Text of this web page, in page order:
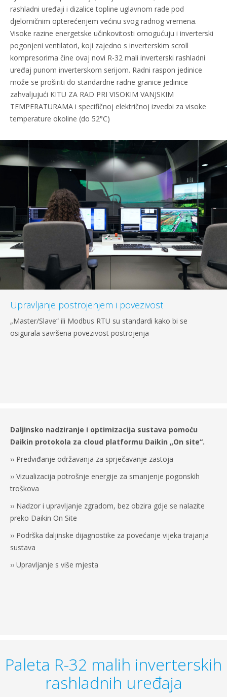
rashladni uređaji i dizalice topline uglavnom rade pod
djelomičnim opterećenjem većinu svog radnog vremena.
Visoke razine energetske učinkovitosti omogućuju i inverterski
pogonjeni ventilatori, koji zajedno s inverterskim scroll
kompresorima čine ovaj novi R-32 mali inverterski rashladni
uređaj punom inverterskom serijom. Radni raspon jedinice
može se proširiti do standardne radne granice jedinice
zahvaljujući KITU ZA RAD PRI VISOKIM VANJSKIM
TEMPERATURAMA i specifičnoj električnoj izvedbi za visoke
temperature okoline (do 52°C)
Upravljanje postrojenjem i povezivost
„Master/Slave“ ili Modbus RTU su standardi kako bi se
osigurala savršena povezivost postrojenja
Daljinsko nadziranje i optimizacija sustava pomoću
Daikin protokola za cloud platformu Daikin „On site“.
›› Predviđanje održavanja za sprječavanje zastoja
›› Vizualizacija potrošnje energije za smanjenje pogonskih
troškova
›› Nadzor i upravljanje zgradom, bez obzira gdje se nalazite
preko Daikin On Site
›› Podrška daljinske dijagnostike za povećanje vijeka trajanja
sustava
›› Upravljanje s više mjesta
Paleta R-32 malih inverterskih
rashladnih uređaja